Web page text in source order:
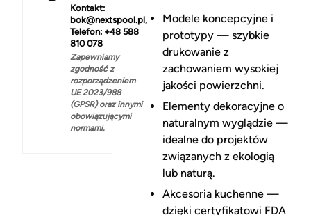
Kontakt:
bok@nextspool.pl,
Telefon: +48 588
810 078
Zapewniamy
zgodność z
rozporządzeniem
UE 2023/988
(GPSR) oraz innymi
obowiązującymi
normami.
Modele koncepcyjne i
prototypy — szybkie
drukowanie z
zachowaniem wysokiej
jakości powierzchni.
Elementy dekoracyjne o
naturalnym wyglądzie —
idealne do projektów
związanych z ekologią
lub naturą.
Akcesoria kuchenne —
dzięki certyfikatowi FDA